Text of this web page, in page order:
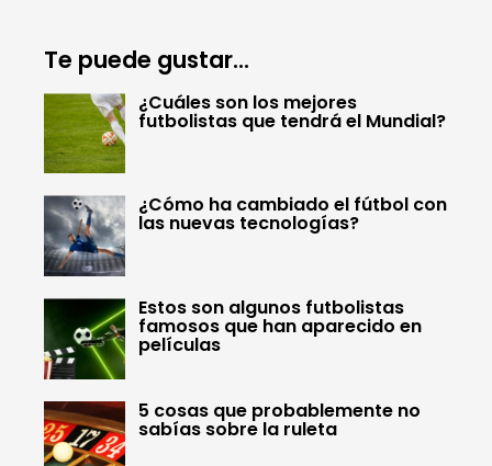
Te puede gustar...
¿Cuáles son los mejores
futbolistas que tendrá el Mundial?
¿Cómo ha cambiado el fútbol con
las nuevas tecnologías?
Estos son algunos futbolistas
famosos que han aparecido en
películas
5 cosas que probablemente no
sabías sobre la ruleta